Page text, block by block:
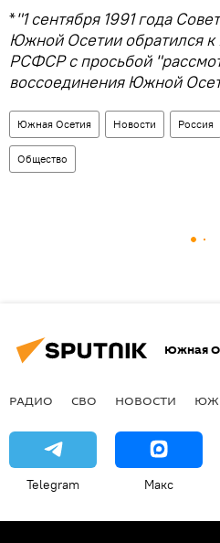
*"1 сентября 1991 года
Южной Осетии обратился к
РСФСР с просьбой
воссоединения Южной
Южная Осетия Новости Россия
Общество
Южная
РАДИО СВО НОВОСТИ
Telegram Макс